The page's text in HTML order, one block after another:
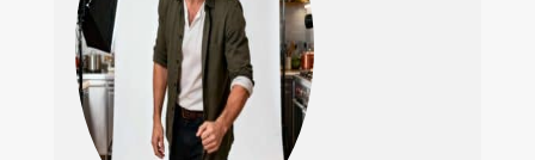
sont codées par couleur pour
un remplissage facile et sans
déversement Recharge simple
et sans éclaboussures : Le
système unique de réservoir
d’encre de HP vous offre un